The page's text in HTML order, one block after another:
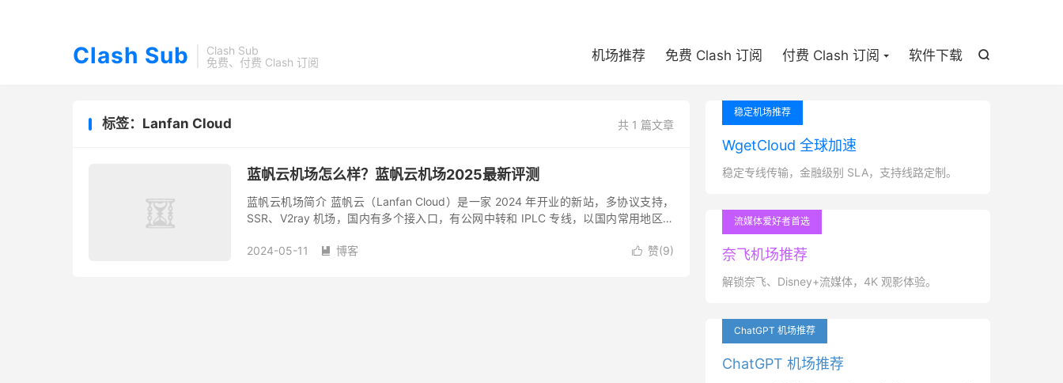
Clash Sub
Clash Sub
免费、付费 Clash 订阅

机场推荐 免费 Clash 订阅 付费 Clash 订阅 软件下载
共 1 篇文章
标签：Lanfan Cloud
蓝帆云机场怎么样？蓝帆云机场2025最新评测
蓝帆云机场简介 蓝帆云（Lanfan Cloud）是一家 2024 年开业的新站，多协议支持，
SSR、V2ray 机场，国内有多个接入口，有公网中转和 IPLC 专线，以国内常用地区节
 赞(9)
2024-05-11  博客
稳定机场推荐
WgetCloud 全球加速
稳定专线传输，金融级别 SLA，支持线路定制。
流媒体爱好者首选
奈飞机场推荐
解锁奈飞、Disney+流媒体，4K 观影体验。
ChatGPT 机场推荐
ChatGPT 机场推荐